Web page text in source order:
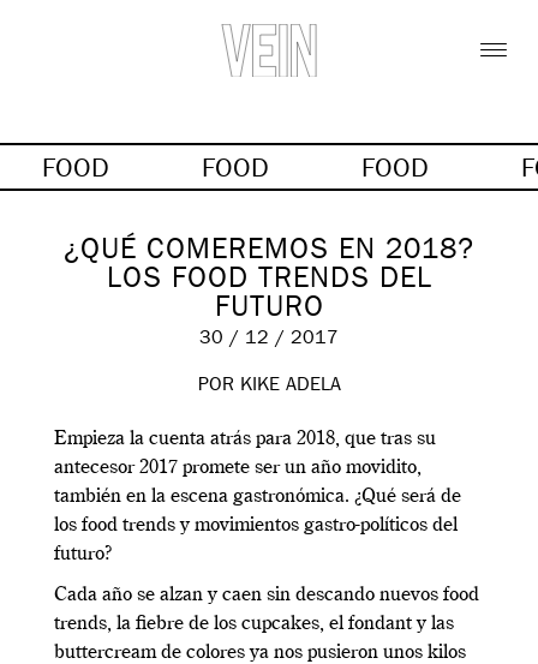
FOOD FOOD FOOD
¿QUÉ COMEREMOS EN 2018?
LOS FOOD TRENDS DEL
FUTURO
30 / 12 / 2017
POR KIKE ADELA
Empieza la cuenta atrás para 2018, que tras su
antecesor 2017 promete ser un año movidito,
también en la escena gastronómica. ¿Qué será de
los food trends y movimientos gastro-políticos del
futuro?
Cada año se alzan y caen sin descando nuevos food
trends, la fiebre de los cupcakes, el fondant y las
buttercream de colores ya nos pusieron unos kilos